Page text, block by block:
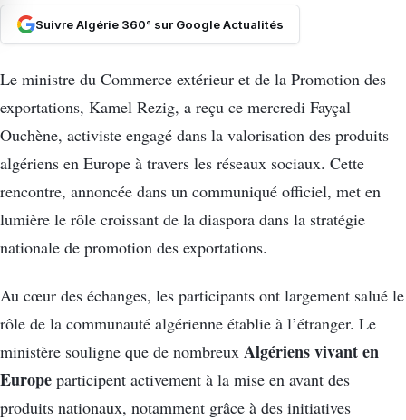
Suivre Algérie 360° sur Google Actualités
Le ministre du Commerce extérieur et de la Promotion des
exportations, Kamel Rezig, a reçu ce mercredi Fayçal
Ouchène, activiste engagé dans la valorisation des produits
algériens en Europe à travers les réseaux sociaux. Cette
rencontre, annoncée dans un communiqué officiel, met en
lumière le rôle croissant de la diaspora dans la stratégie
nationale de promotion des exportations.
Au cœur des échanges, les participants ont largement salué le
rôle de la communauté algérienne établie à l’étranger. Le
ministère souligne que de nombreux Algériens vivant en
Europe participent activement à la mise en avant des
produits nationaux, notamment grâce à des initiatives